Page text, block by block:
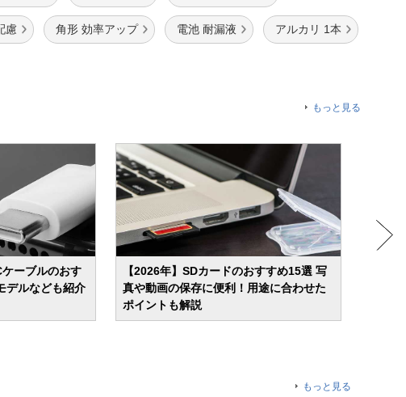
慮 角形 効率アップ 電池 耐漏液 アルカリ 1本
もっと見る
ケーブルのおす
デルなども紹介
【2026年】SDカードのおすすめ15選 写
真や動画の保存に便利！用途に合わせた
ポイントも解説
もっと見る